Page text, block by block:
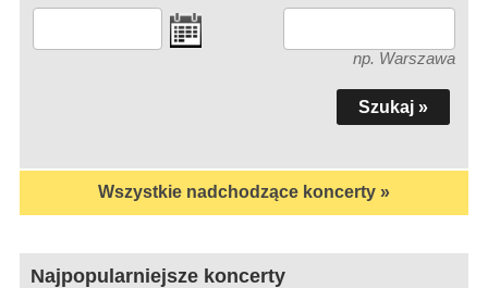
np. Warszawa
Wszystkie nadchodzące koncerty »
Najpopularniejsze koncerty